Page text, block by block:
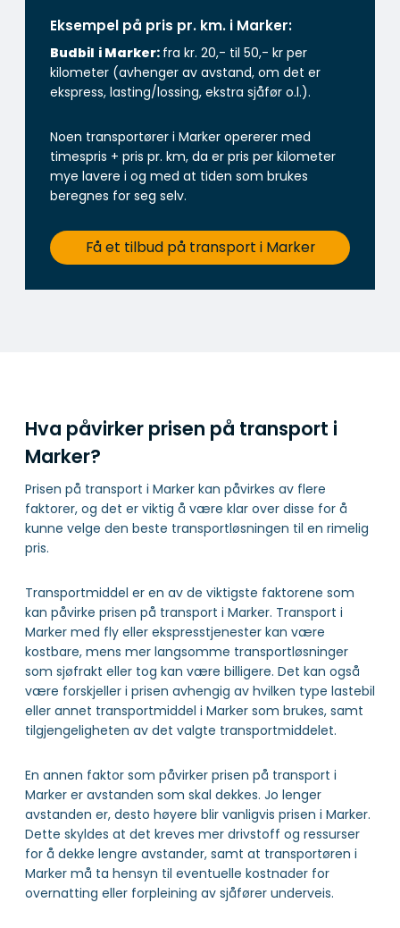
Eksempel på pris pr. km. i Marker:
Budbil i Marker: fra kr. 20,- til 50,- kr per
kilometer (avhenger av avstand, om det er
ekspress, lasting/lossing, ekstra sjåfør o.l.).
Noen transportører i Marker opererer med
timespris + pris pr. km, da er pris per kilometer
mye lavere i og med at tiden som brukes
beregnes for seg selv.
Få et tilbud på transport i Marker
Hva påvirker prisen på transport i
Marker?
Prisen på transport i Marker kan påvirkes av flere
faktorer, og det er viktig å være klar over disse for å
kunne velge den beste transportløsningen til en rimelig
pris.
Transportmiddel er en av de viktigste faktorene som
kan påvirke prisen på transport i Marker. Transport i
Marker med fly eller ekspresstjenester kan være
kostbare, mens mer langsomme transportløsninger
som sjøfrakt eller tog kan være billigere. Det kan også
være forskjeller i prisen avhengig av hvilken type lastebil
eller annet transportmiddel i Marker som brukes, samt
tilgjengeligheten av det valgte transportmiddelet.
En annen faktor som påvirker prisen på transport i
Marker er avstanden som skal dekkes. Jo lenger
avstanden er, desto høyere blir vanligvis prisen i Marker.
Dette skyldes at det kreves mer drivstoff og ressurser
for å dekke lengre avstander, samt at transportøren i
Marker må ta hensyn til eventuelle kostnader for
overnatting eller forpleining av sjåfører underveis.